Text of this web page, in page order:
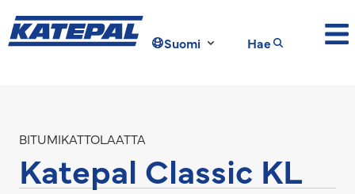
Suomi Hae
BITUMIKATTOLAATTA
Katepal Classic KL